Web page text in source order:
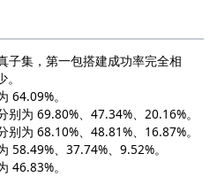
子集，第一包搭建成功率完全相
64.09%。
为 69.80%、47.34%、20.16%。
为 68.10%、48.81%、16.87%。
58.49%、37.74%、9.52%。
46.83%。